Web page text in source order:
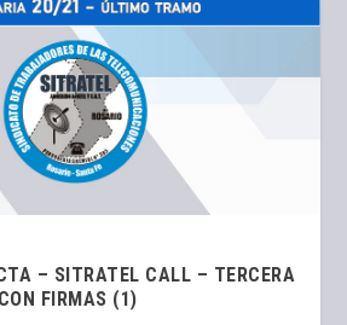
– SITRATEL CALL – TERCERA
FIRMAS (1)